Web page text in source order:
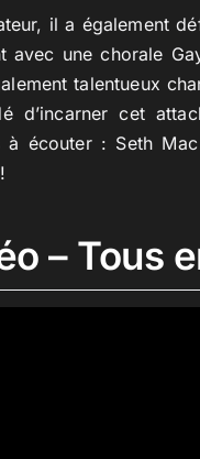
il a également
avec une chorale
talentueux
d’incarner cet
à écouter : Seth
– Tous